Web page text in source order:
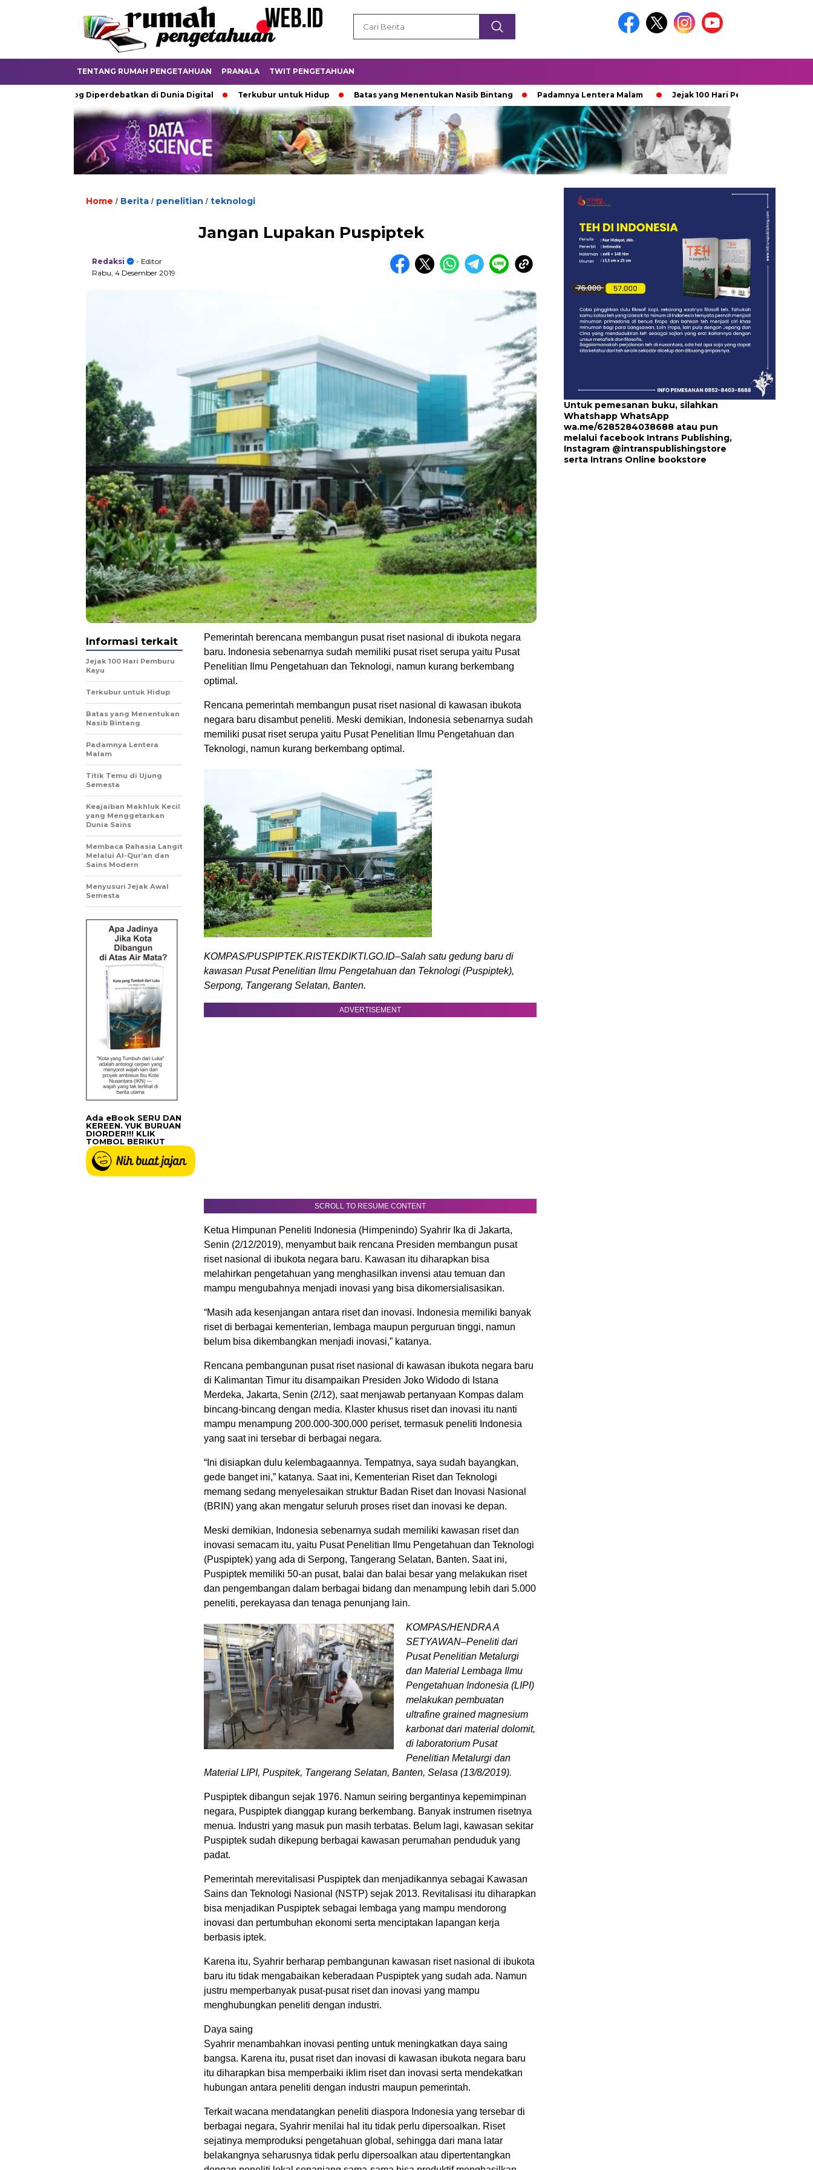
TENTANG RUMAH PENGETAHUAN PRANALA TWIT PENGETAHUAN
Analog Diperdebatkan di Dunia Digital Terkubur untuk Hidup Batas yang Menentukan Nasib Bintang Padamnya Lentera Malam Jejak 100 Hari Pemburu Kayu
Home / Berita / penelitian / teknologi
Jangan Lupakan Puspiptek
Redaksi
- Editor
Rabu, 4 Desember 2019
Pemerintah berencana membangun pusat riset nasional di ibukota negara
baru. Indonesia sebenarnya sudah memiliki pusat riset serupa yaitu Pusat
Penelitian Ilmu Pengetahuan dan Teknologi, namun kurang berkembang
optimal.
Rencana pemerintah membangun pusat riset nasional di kawasan ibukota
negara baru disambut peneliti. Meski demikian, Indonesia sebenarnya sudah
memiliki pusat riset serupa yaitu Pusat Penelitian Ilmu Pengetahuan dan
Teknologi, namun kurang berkembang optimal.
KOMPAS/PUSPIPTEK.RISTEKDIKTI.GO.ID–Salah satu gedung baru di
kawasan Pusat Penelitian Ilmu Pengetahuan dan Teknologi (Puspiptek),
Serpong, Tangerang Selatan, Banten.
ADVERTISEMENT
SCROLL TO RESUME CONTENT
Ketua Himpunan Peneliti Indonesia (Himpenindo) Syahrir Ika di Jakarta,
Senin (2/12/2019), menyambut baik rencana Presiden membangun pusat
riset nasional di ibukota negara baru. Kawasan itu diharapkan bisa
melahirkan pengetahuan yang menghasilkan invensi atau temuan dan
mampu mengubahnya menjadi inovasi yang bisa dikomersialisasikan.
“Masih ada kesenjangan antara riset dan inovasi. Indonesia memiliki banyak
riset di berbagai kementerian, lembaga maupun perguruan tinggi, namun
belum bisa dikembangkan menjadi inovasi,” katanya.
Rencana pembangunan pusat riset nasional di kawasan ibukota negara baru
di Kalimantan Timur itu disampaikan Presiden Joko Widodo di Istana
Merdeka, Jakarta, Senin (2/12), saat menjawab pertanyaan Kompas dalam
bincang-bincang dengan media. Klaster khusus riset dan inovasi itu nanti
mampu menampung 200.000-300.000 periset, termasuk peneliti Indonesia
yang saat ini tersebar di berbagai negara.
“Ini disiapkan dulu kelembagaannya. Tempatnya, saya sudah bayangkan,
gede banget ini,” katanya. Saat ini, Kementerian Riset dan Teknologi
memang sedang menyelesaikan struktur Badan Riset dan Inovasi Nasional
(BRIN) yang akan mengatur seluruh proses riset dan inovasi ke depan.
Meski demikian, Indonesia sebenarnya sudah memiliki kawasan riset dan
inovasi semacam itu, yaitu Pusat Penelitian Ilmu Pengetahuan dan Teknologi
(Puspiptek) yang ada di Serpong, Tangerang Selatan, Banten. Saat ini,
Puspiptek memiliki 50-an pusat, balai dan balai besar yang melakukan riset
dan pengembangan dalam berbagai bidang dan menampung lebih dari 5.000
peneliti, perekayasa dan tenaga penunjang lain.
KOMPAS/HENDRA A
SETYAWAN–Peneliti dari
Pusat Penelitian Metalurgi
dan Material Lembaga Ilmu
Pengetahuan Indonesia (LIPI)
melakukan pembuatan
ultrafine grained magnesium
karbonat dari material dolomit,
di laboratorium Pusat
Penelitian Metalurgi dan
Material LIPI, Puspitek, Tangerang Selatan, Banten, Selasa (13/8/2019).
Puspiptek dibangun sejak 1976. Namun seiring bergantinya kepemimpinan
negara, Puspiptek dianggap kurang berkembang. Banyak instrumen risetnya
menua. Industri yang masuk pun masih terbatas. Belum lagi, kawasan sekitar
Puspiptek sudah dikepung berbagai kawasan perumahan penduduk yang
padat.
Pemerintah merevitalisasi Puspiptek dan menjadikannya sebagai Kawasan
Sains dan Teknologi Nasional (NSTP) sejak 2013. Revitalisasi itu diharapkan
bisa menjadikan Puspiptek sebagai lembaga yang mampu mendorong
inovasi dan pertumbuhan ekonomi serta menciptakan lapangan kerja
berbasis iptek.
Karena itu, Syahrir berharap pembangunan kawasan riset nasional di ibukota
baru itu tidak mengabaikan keberadaan Puspiptek yang sudah ada. Namun
justru memperbanyak pusat-pusat riset dan inovasi yang mampu
menghubungkan peneliti dengan industri.
Daya saing
Syahrir menambahkan inovasi penting untuk meningkatkan daya saing
bangsa. Karena itu, pusat riset dan inovasi di kawasan ibukota negara baru
itu diharapkan bisa memperbaiki iklim riset dan inovasi serta mendekatkan
hubungan antara peneliti dengan industri maupun pemerintah.
Terkait wacana mendatangkan peneliti diaspora Indonesia yang tersebar di
berbagai negara, Syahrir menilai hal itu tidak perlu dipersoalkan. Riset
sejatinya memproduksi pengetahuan global, sehingga dari mana latar
belakangnya seharusnya tidak perlu dipersoalkan atau dipertentangkan
Informasi terkait
Jejak 100 Hari Pemburu
Kayu
Terkubur untuk Hidup
Batas yang Menentukan
Nasib Bintang
Padamnya Lentera
Malam
Titik Temu di Ujung
Semesta
Keajaiban Makhluk Kecil
yang Menggetarkan
Dunia Sains
Membaca Rahasia Langit
Melalui Al-Qur’an dan
Sains Modern
Menyusuri Jejak Awal
Semesta
Ada eBook SERU DAN
KEREEN. YUK BURUAN
DIORDER!!! KLIK
TOMBOL BERIKUT
Untuk pemesanan buku, silahkan
Whatshapp WhatsApp
wa.me/6285284038688 atau pun
melalui facebook Intrans Publishing,
Instagram @intranspublishingstore
serta Intrans Online bookstore